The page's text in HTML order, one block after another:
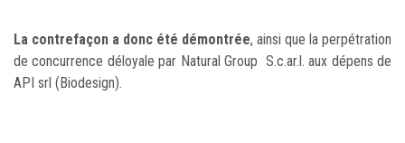
La contrefaçon a donc été démontrée, ainsi que la perpétration
de concurrence déloyale par Natural Group S.c.ar.l. aux dépens de
API srl (Biodesign).